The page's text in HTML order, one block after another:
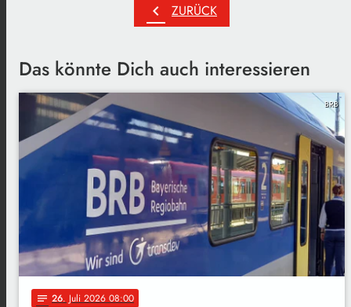
chevron_left ZURÜCK
Das könnte Dich auch interessieren
BRB
notes 26. Juli 2026 08:00